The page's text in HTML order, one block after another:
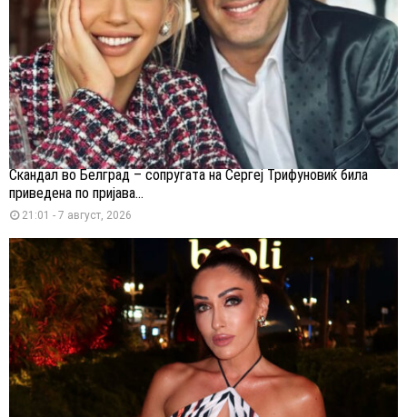
Скандал во Белград – сопругата на Сергеј Трифуновиќ била
приведена по пријава...
21:01 - 7 август, 2026